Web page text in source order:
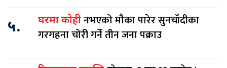
५. घरमा कोहीनभएको मौका पारेर सुनचाँदीका
गरगहना चोरी गर्ने तीन जना पक्राउ